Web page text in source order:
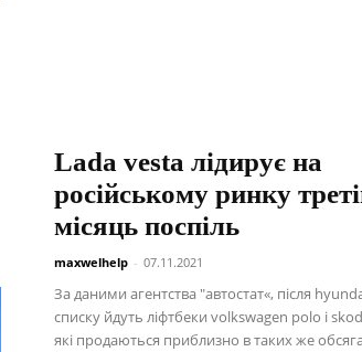
Lada vesta лідирує на
російському ринку
місяць поспіль
maxwelhelp - 07.11.2021
За даними агентства "автостат«, після
списку йдуть ліфтбеки volkswagen polo і
які продаються приблизно в таких же